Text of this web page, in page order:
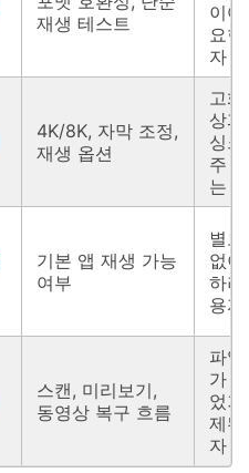
재생 테스트
이
요
자
4K/8K, 자막 조정,
재생 옵션
고
상
싱
주
는
기본 앱 재생 가능
여부
별
없
하려
용자
스캔, 미리보기,
동영상 복구 흐름
파
가
었
제된
자